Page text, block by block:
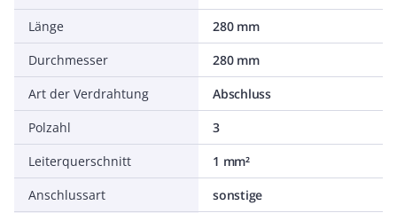
Länge
280 mm
Durchmesser
280 mm
Art der Verdrahtung
Abschluss
Polzahl
3
Leiterquerschnitt
1 mm²
Anschlussart
sonstige